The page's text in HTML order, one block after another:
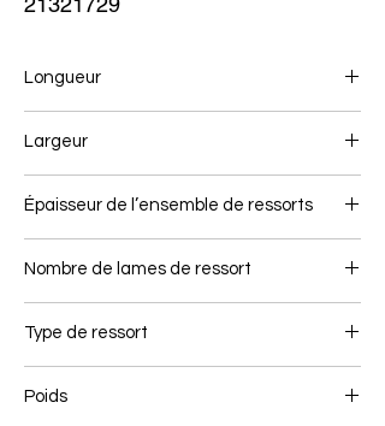
Longueur
Largeur
Épaisseur de l’ensemble de ressorts
Nombre de lames de ressort
Type de ressort
Poids